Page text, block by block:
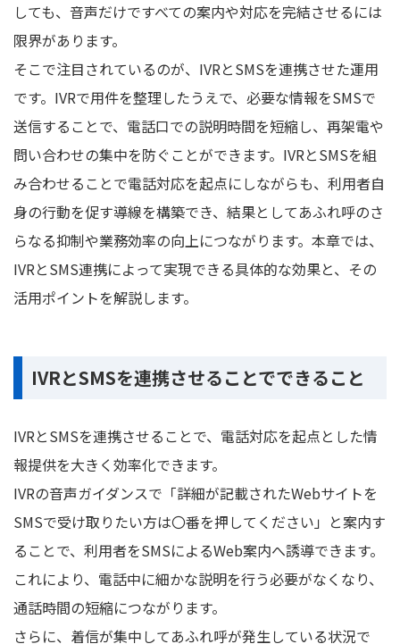
しても、音声だけですべての案内や対応を完結させるには
限界があります。
そこで注目されているのが、IVRとSMSを連携させた運用
です。IVRで用件を整理したうえで、必要な情報をSMSで
送信することで、電話口での説明時間を短縮し、再架電や
問い合わせの集中を防ぐことができます。IVRとSMSを組
み合わせることで電話対応を起点にしながらも、利用者自
身の行動を促す導線を構築でき、結果としてあふれ呼のさ
らなる抑制や業務効率の向上につながります。本章では、
IVRとSMS連携によって実現できる具体的な効果と、その
活用ポイントを解説します。
IVRとSMSを連携させることでできること
IVRとSMSを連携させることで、電話対応を起点とした情
報提供を大きく効率化できます。
IVRの音声ガイダンスで「詳細が記載されたWebサイトを
SMSで受け取りたい方は〇番を押してください」と案内す
ることで、利用者をSMSによるWeb案内へ誘導できます。
これにより、電話中に細かな説明を行う必要がなくなり、
通話時間の短縮につながります。
さらに、着信が集中してあふれ呼が発生している状況で